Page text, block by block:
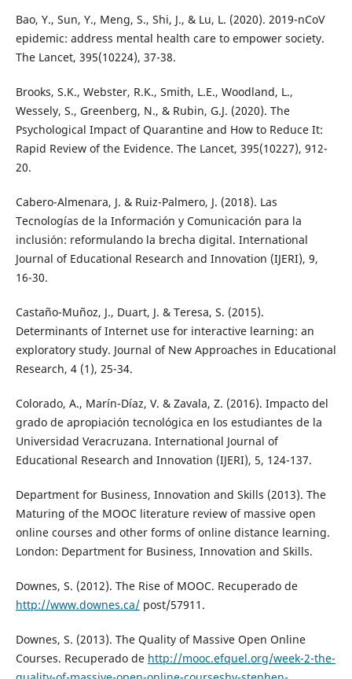
Bao, Y., Sun, Y., Meng, S., Shi, J., & Lu, L. (2020). 2019-nCoV
epidemic: address mental health care to empower society.
The Lancet, 395(10224), 37-38.
Brooks, S.K., Webster, R.K., Smith, L.E., Woodland, L.,
Wessely, S., Greenberg, N., & Rubin, G.J. (2020). The
Psychological Impact of Quarantine and How to Reduce It:
Rapid Review of the Evidence. The Lancet, 395(10227), 912-
20.
Cabero-Almenara, J. & Ruiz-Palmero, J. (2018). Las
Tecnologías de la Información y Comunicación para la
inclusión: reformulando la brecha digital. International
Journal of Educational Research and Innovation (IJERI), 9,
16-30.
Castaño-Muñoz, J., Duart, J. & Teresa, S. (2015).
Determinants of Internet use for interactive learning: an
exploratory study. Journal of New Approaches in Educational
Research, 4 (1), 25-34.
Colorado, A., Marín-Díaz, V. & Zavala, Z. (2016). Impacto del
grado de apropiación tecnológica en los estudiantes de la
Universidad Veracruzana. International Journal of
Educational Research and Innovation (IJERI), 5, 124-137.
Department for Business, Innovation and Skills (2013). The
Maturing of the MOOC literature review of massive open
online courses and other forms of online distance learning.
London: Department for Business, Innovation and Skills.
Downes, S. (2012). The Rise of MOOC. Recuperado de
http://www.downes.ca/post/57911.
Downes, S. (2013). The Quality of Massive Open Online
Courses. Recuperado de http://mooc.efquel.org/week-2-the-